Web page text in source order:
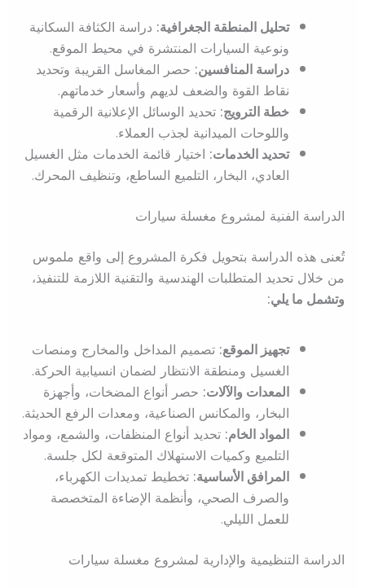
تحليل المنطقة الجغرافية:دراسة الكثافة السكانية
ونوعية السيارات المنتشرة في محيط الموقع.
دراسة المنافسين:حصر المغاسل القريبة وتحديد
نقاط القوة والضعف لديهم وأسعار خدماتهم.
خطة الترويج:تحديد الوسائل الإعلانية الرقمية
واللوحات الميدانية لجذب العملاء.
تحديد الخدمات:اختيار قائمة الخدمات مثل الغسيل
العادي، البخار، التلميع الساطع، وتنظيف المحرك.
الدراسة الفنية لمشروع مغسلة سيارات
تُعنى هذه الدراسة بتحويل فكرة المشروع إلى واقع ملموس
من خلال تحديد المتطلبات الهندسية والتقنية اللازمة للتنفيذ،
وتشمل ما يلي:
تجهيز الموقع:تصميم المداخل والمخارج ومنصات
الغسيل ومنطقة الانتظار لضمان انسيابية الحركة.
المعدات والآلات:حصر أنواع المضخات، وأجهزة
البخار، والمكانس الصناعية، ومعدات الرفع الحديثة.
المواد الخام:تحديد أنواع المنظفات، والشمع، ومواد
التلميع وكميات الاستهلاك المتوقعة لكل جلسة.
المرافق الأساسية:تخطيط تمديدات الكهرباء،
والصرف الصحي، وأنظمة الإضاءة المتخصصة
للعمل الليلي.
الدراسة التنظيمية والإدارية لمشروع مغسلة سيارات